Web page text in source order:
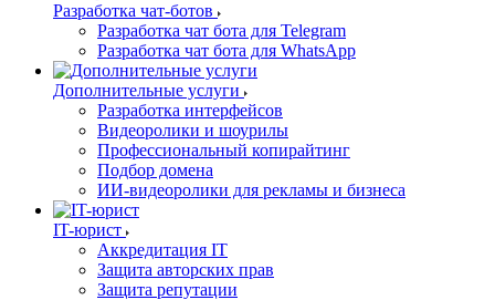
Разработка чат-ботов
Разработка чат бота для Telegram
Разработка чат бота для WhatsApp
Дополнительные услуги
Разработка интерфейсов
Видеоролики и шоурилы
Профессиональный копирайтинг
Подбор домена
ИИ-видеоролики для рекламы и бизнеса
IT-юрист
Аккредитация IT
Защита авторских прав
Защита репутации